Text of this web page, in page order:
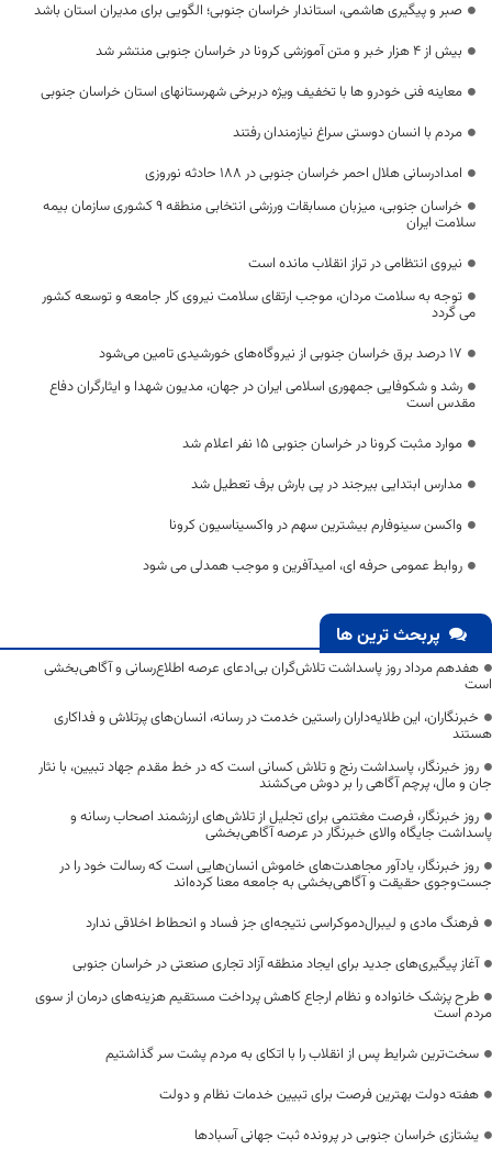
صبر و پیگیری هاشمی، استاندار خراسان جنوبی؛ الگویی برای مدیران استان باشد
بیش از ۴ هزار خبر و متن آموزشی کرونا در خراسان جنوبی منتشر شد
معاینه فنی خودرو ها با تخفیف ویژه دربرخی شهرستانهای استان خراسان جنوبی
مردم با انسان دوستی سراغ نیازمندان رفتند
امدادرسانی هلال احمر خراسان جنوبی در 188 حادثه نوروزی
خراسان جنوبی، میزبان مسابقات ورزشی انتخابی منطقه ۹ کشوری سازمان بیمه
سلامت ایران
نیروی انتظامی در تراز انقلاب مانده است
توجه به سلامت مردان، موجب ارتقای سلامت نیروی کار جامعه و توسعه کشور
می گردد
۱۷ درصد برق خراسان جنوبی از نیروگاه‌های خورشیدی تامین می‌شود
رشد و شکوفایی جمهوری اسلامی ایران در جهان، مدیون شهدا و ایثارگران دفاع
مقدس است
موارد مثبت کرونا در خراسان جنوبی ۱۵ نفر اعلام شد
مدارس ابتدایی بیرجند در پی بارش برف تعطیل شد
واکسن سینوفارم بیشترین سهم در واکسیناسیون کرونا
روابط عمومی حرفه ای، امیدآفرین و موجب همدلی می شود
پربحث ترین ها
هفدهم مرداد روز پاسداشت تلاش‌گران بی‌ادعای عرصه اطلاع‌رسانی و آگاهی‌بخشی
است
خبرنگاران، این طلایه‌داران راستین خدمت در رسانه، انسان‌های پرتلاش و فداکاری
هستند
روز خبرنگار، پاسداشت رنج و تلاش کسانی است که در خط مقدم جهاد تبیین، با نثار
جان و مال، پرچم آگاهی را بر دوش می‌کشند
روز خبرنگار، فرصت مغتنمی برای تجلیل از تلاش‌های ارزشمند اصحاب رسانه و
پاسداشت جایگاه والای خبرنگار در عرصه آگاهی‌بخشی
روز خبرنگار، یادآور مجاهدت‌های خاموش انسان‌هایی است که رسالت خود را در
جست‌وجوی حقیقت و آگاهی‌بخشی به جامعه معنا کرده‌اند
فرهنگ مادی و لیبرال‌دموکراسی نتیجه‌ای جز فساد و انحطاط اخلاقی ندارد
آغاز پیگیری‌های جدید برای ایجاد منطقه آزاد تجاری صنعتی در خراسان جنوبی
طرح پزشک خانواده و نظام ارجاع کاهش پرداخت مستقیم هزینه‌های درمان از سوی
مردم است
سخت‌ترین شرایط پس از انقلاب را با اتکای به مردم پشت سر گذاشتیم
هفته دولت بهترین فرصت برای تبیین خدمات نظام و دولت
یشتازی خراسان جنوبی در پرونده ثبت جهانی آسبادها